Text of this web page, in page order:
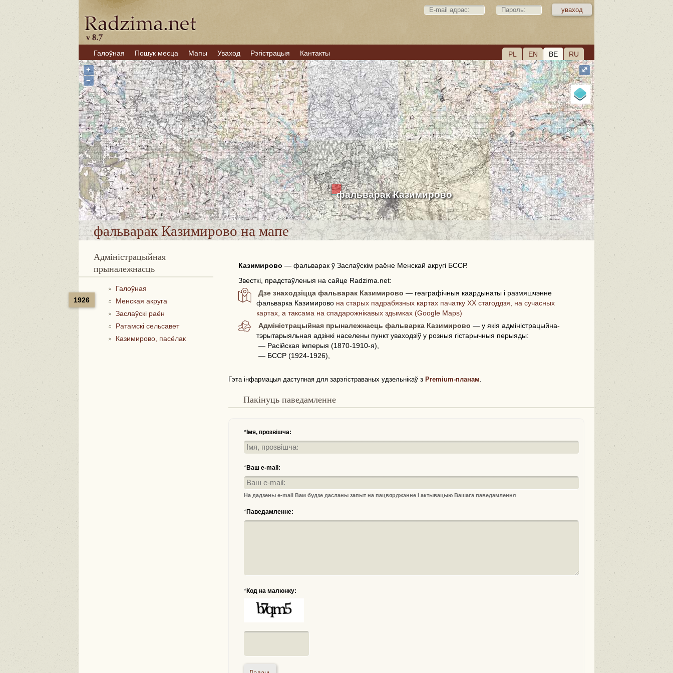
PL EN BE RU
Галоўная Пошук месца Мапы Уваход Рэгістрацыя Кантакты
фальварак Казимирово
+
−
⤢
фальварак Казимировона мапе
Адміністрацыйная
прыналежнасць
1926
Галоўная
Менская акруга
Заслаўскі раён
Ратамскі сельсавет
Казимирово, пасёлак
Казимирово — фальварак ў Заслаўскім раёне Менскай акругі БССР.
Звесткі, прадстаўленыя на сайце Radzima.net:
Дзе знаходзіцца фальварак Казимирово — геаграфічныя каардынаты і размяшчэнне
фальварка Казимирово на старых падрабязных картах пачатку ХХ стагоддзя, на сучасных
картах, а таксама на спадарожнікавых здымках (Google Maps)
Адміністрацыйная прыналежнасць фальварка Казимирово — у якія адміністрацыйна-
тэрытарыяльная адзінкі населены пункт уваходзіў у розныя гістарычныя перыяды:
— Расійская імперыя (1870-1910-я),
— БССР (1924-1926),
Гэта інфармацыя даступная для зарэгістраваных удзельнікаў з Premium-планам.
Пакінуць паведамленне
*Імя, прозвішча:
*Ваш e-mail:
На дадзены e-mail Вам будзе дасланы запыт на пацвярджэнне і актывацыю Вашага паведамлення
*Паведамленне:
*Код на малюнку: